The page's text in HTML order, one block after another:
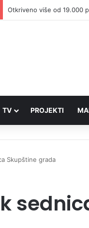
Otkriveno više od 19.000
TV PROJEKTI
Skupštine grada